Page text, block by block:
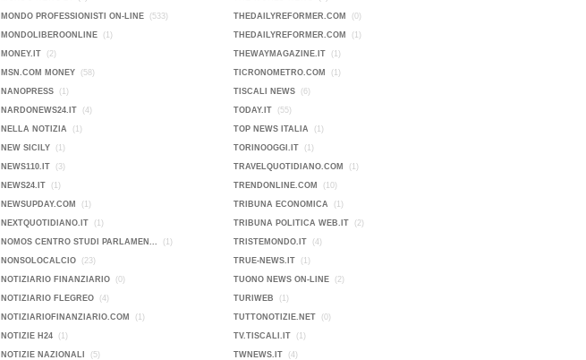
MONDO PROFESSIONISTI ON-LINE (533)
MONDOLIBEROONLINE (1)
MONEY.IT (2)
MSN.COM MONEY (58)
NANOPRESS (1)
NARDONEWS24.IT (4)
NELLA NOTIZIA (1)
NEW SICILY (1)
NEWS110.IT (3)
NEWS24.IT (1)
NEWSUPDAY.COM (1)
NEXTQUOTIDIANO.IT (1)
NOMOS CENTRO STUDI PARLAMEN... (1)
NONSOLOCALCIO (23)
NOTIZIARIO FINANZIARIO (0)
NOTIZIARIO FLEGREO (4)
NOTIZIARIOFINANZIARIO.COM (1)
NOTIZIE H24 (1)
NOTIZIE NAZIONALI (5)
THEDAILYREFORMER.COM (0)
THEDAILYREFORMER.COM (1)
THEWAYMAGAZINE.IT (1)
TICRONOMETRO.COM (1)
TISCALI NEWS (6)
TODAY.IT (55)
TOP NEWS ITALIA (1)
TORINOOGGI.IT (1)
TRAVELQUOTIDIANO.COM (1)
TRENDONLINE.COM (10)
TRIBUNA ECONOMICA (1)
TRIBUNA POLITICA WEB.IT (2)
TRISTEMONDO.IT (4)
TRUE-NEWS.IT (1)
TUONO NEWS ON-LINE (2)
TURIWEB (1)
TUTTONOTIZIE.NET (0)
TV.TISCALI.IT (1)
TWNEWS.IT (4)